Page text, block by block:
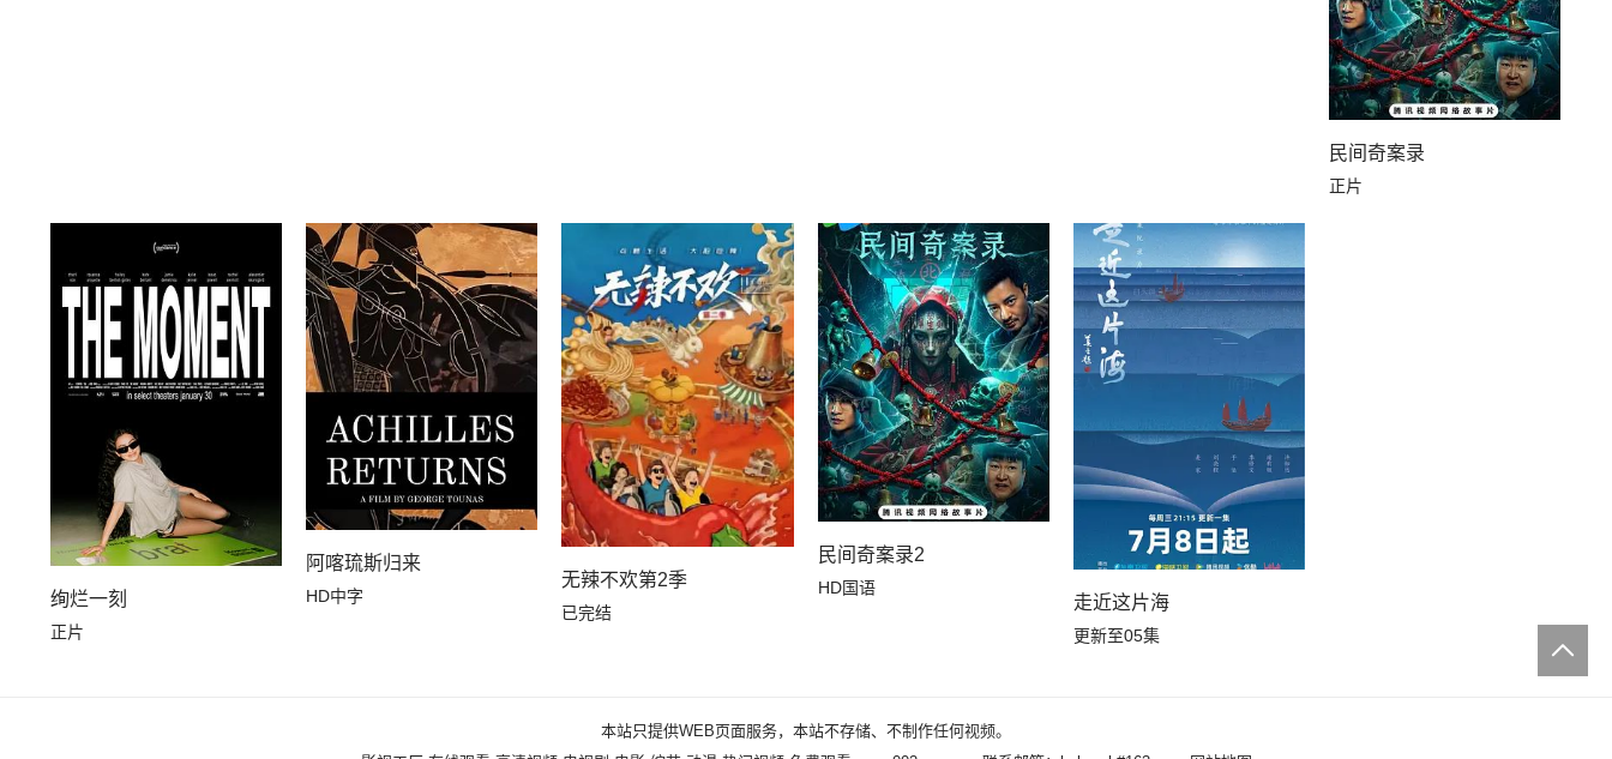
民间奇案录
正片
绚烂一刻
正片
阿喀琉斯归来
HD中字
无辣不欢第2季
已完结
民间奇案录2
HD国语
走近这片海
更新至05集
本站只提供WEB页面服务，本站不存储、不制作任何视频。